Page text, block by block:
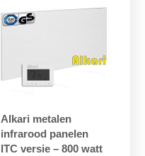
Alkari metalen
infrarood panelen
ITC versie – 800 watt